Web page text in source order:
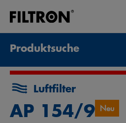
Produktsuche
Luftfilter
AP 154/9 Neu